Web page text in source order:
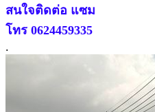
สนใจติดต่อ แซม
โทร 0624459335
.